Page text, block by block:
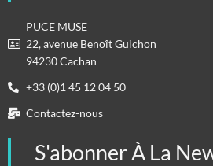
PUCE MUSE
22, avenue Benoît Guichon
94230 Cachan
+33 (0)1 45 12 04 50
Contactez-nous
S'abonner À La